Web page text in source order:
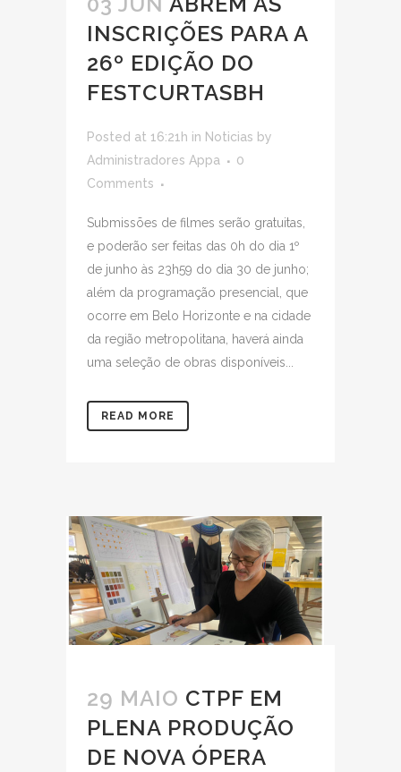
INSCRIÇÕES PARA A
26º EDIÇÃO DO
FESTCURTASBH
Posted at 16:21h in Noticias by
Administradores Appa
0
Comments
Submissões de filmes serão gratuitas,
e poderão ser feitas das 0h do dia 1º
de junho às 23h59 do dia 30 de junho;
além da programação presencial, que
ocorre em Belo Horizonte e na cidade
da região metropolitana, haverá ainda
uma seleção de obras disponíveis...
READ MORE
29 MAIO CTPF EM
PLENA PRODUÇÃO
DE NOVA ÓPERA